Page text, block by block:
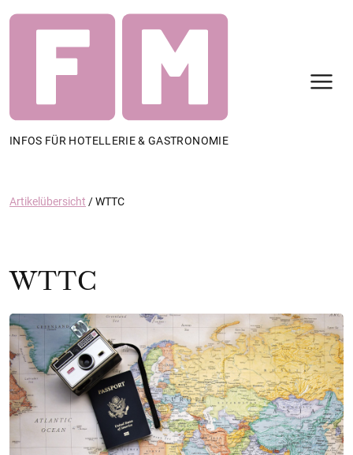
INFOS FÜR HOTELLERIE & GASTRONOMIE
Artikelübersicht /WTTC
WTTC